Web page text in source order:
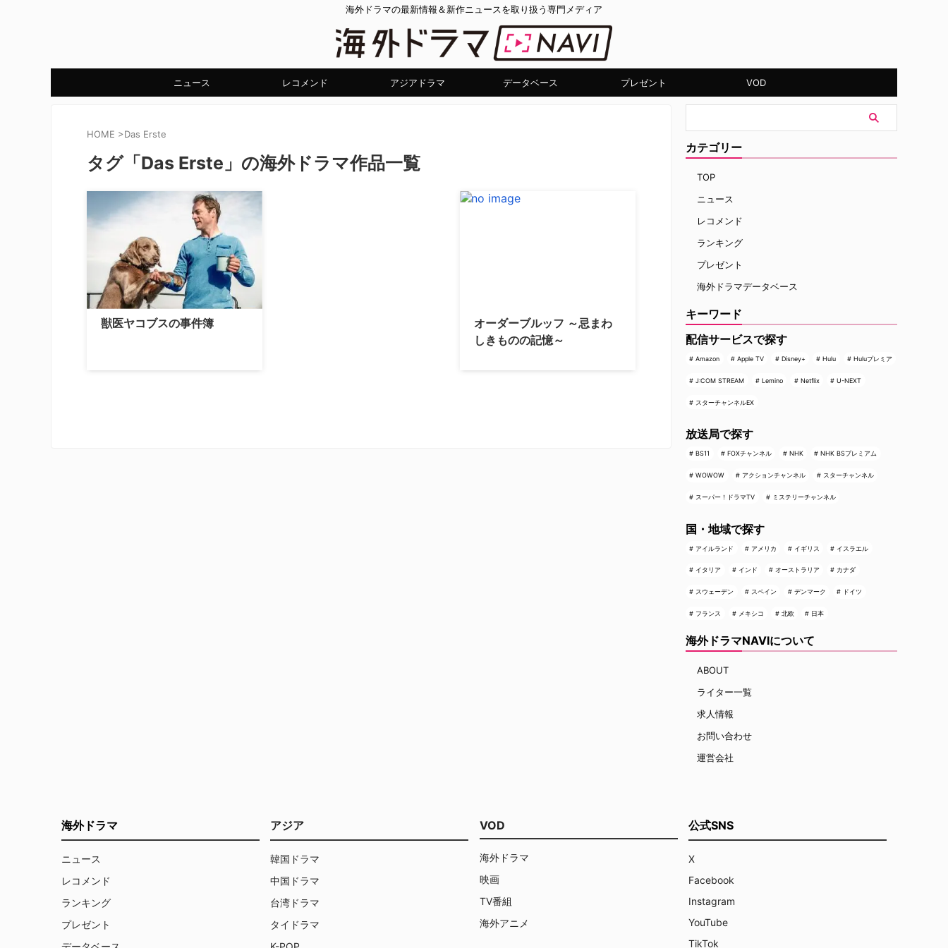
海外ドラマの最新情報＆新作ニュースを取り扱う専門メディア
ニュース レコメンド アジアドラマ データベース プレゼント VOD
HOME >Das Erste
タグ「Das Erste」の海外ドラマ作品一覧
獣医ヤコブスの事件簿
オーダーブルッフ ～忌まわ
しきものの記憶～
カテゴリー
TOP
ニュース
レコメンド
ランキング
プレゼント
海外ドラマデータベース
キーワード
配信サービスで探す
Amazon Apple TV Disney+ Hulu Huluプレミア
J:COM STREAM Lemino Netflix U-NEXT
スターチャンネルEX
放送局で探す
BS11 FOXチャンネル NHK NHK BSプレミアム
WOWOW アクションチャンネル スターチャンネル
スーパー！ドラマTV ミステリーチャンネル
国・地域で探す
アイルランド アメリカ イギリス イスラエル
イタリア インド オーストラリア カナダ
スウェーデン スペイン デンマーク ドイツ
フランス メキシコ 北欧 日本
海外ドラマNAVIについて
ABOUT
ライター一覧
求人情報
お問い合わせ
運営会社
海外ドラマ
ニュース
レコメンド
ランキング
プレゼント
アジア
韓国ドラマ
中国ドラマ
台湾ドラマ
タイドラマ
VOD
海外ドラマ
映画
TV番組
海外アニメ
公式SNS
X
Facebook
Instagram
YouTube
TikTok